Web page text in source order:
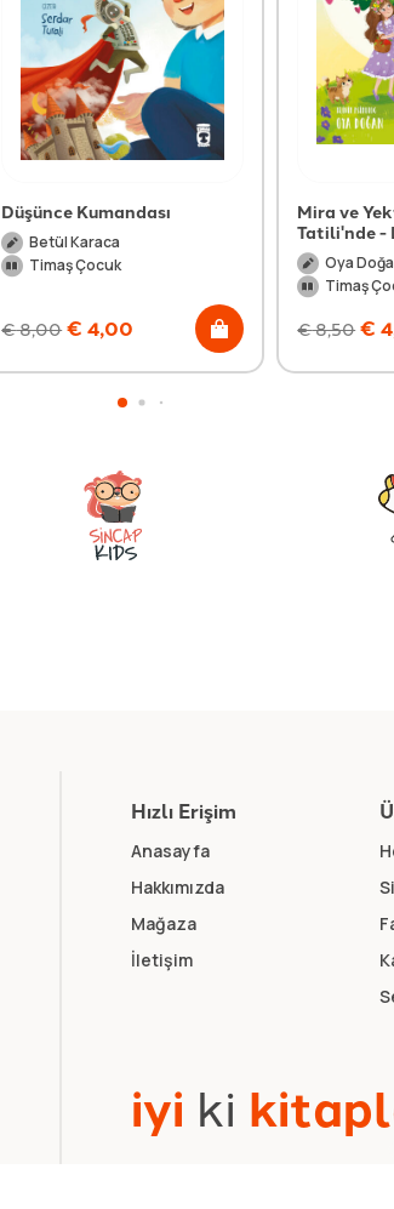
Düşünce Kumandası
Betül Karaca
Timaş Çocuk
€8,00 € 4,00
Mira ve
Tatili'nde -
Oya
Timaş
€8,50 €
Hızlı Erişim
Anasayfa
Hakkımızda
Mağaza
İletişim
iyi ki kitapl